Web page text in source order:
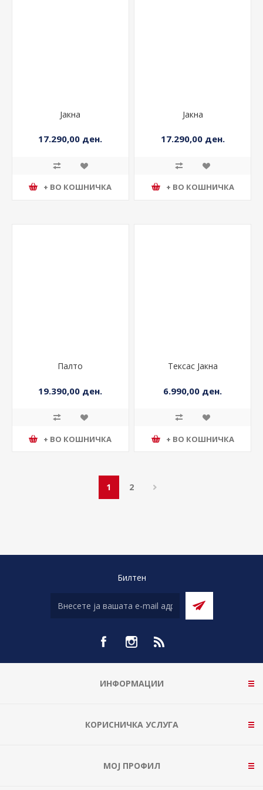
Јакна
17.290,00 ден.
+ ВО КОШНИЧКА
Јакна
17.290,00 ден.
+ ВО КОШНИЧКА
Палто
19.390,00 ден.
+ ВО КОШНИЧКА
Тексас Јакна
6.990,00 ден.
+ ВО КОШНИЧКА
1 2
Билтен
ИНФОРМАЦИИ
КОРИСНИЧКА УСЛУГА
МОЈ ПРОФИЛ